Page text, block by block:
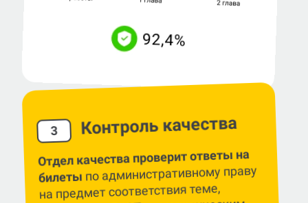
3 Контроль качества
Отдел качества проверит ответы на
билеты по административному праву
на предмет соответствия теме,